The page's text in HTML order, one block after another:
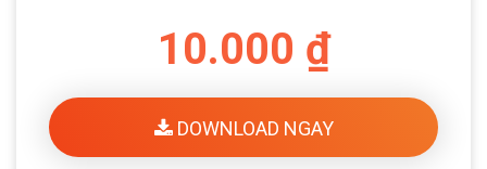
10.000 ₫
DOWNLOAD NGAY